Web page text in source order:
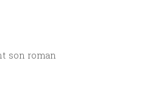
son roman